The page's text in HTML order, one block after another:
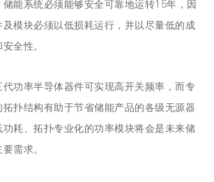
能系统必须能够安全可靠地运转15年，因
模块必须以低损耗运行，并以尽量低的成
全性。
功率半导体器件可实现高开关频率，而专
扑结构有助于节省储能产品的各级无源器
耗、拓扑专业化的功率模块将会是未来储
需求。